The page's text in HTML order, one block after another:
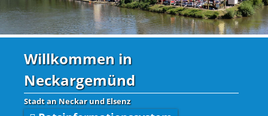
Willkommen in
Neckargemünd
Stadt an Neckar und Elsenz